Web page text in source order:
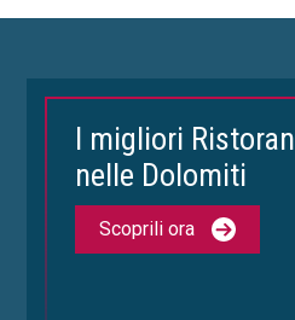
I migliori
nelle Dolomiti
Scoprili ora